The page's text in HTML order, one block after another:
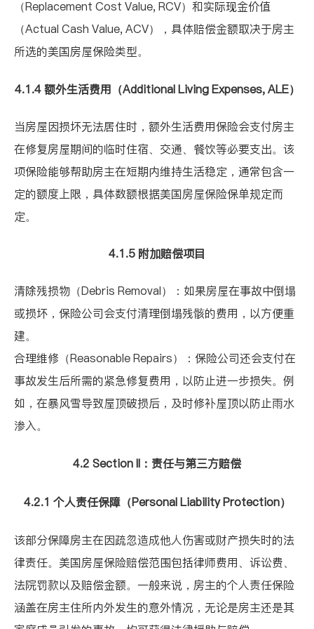
（Replacement Cost Value, RCV）和实际现金价值
（Actual Cash Value, ACV），具体赔偿金额取决于房主
所选的美国房屋保险类型。
4.1.4额外生活费用（Additional Living Expenses, ALE）
当房屋因损坏无法居住时，额外生活费用保险会支付房主
在修复房屋期间的临时住宿、交通、餐饮等必要支出。该
项保险能够帮助房主在短期内维持生活稳定，通常包含一
定的额度上限，具体数额根据美国房屋保险保单规定而
定。
4.1.5 附加赔偿项目
清除残损物（Debris Removal）：如果房屋在事故中倒塌
或损坏，保险公司会支付清理倒塌残骸的费用，以方便重
建。
合理维修（Reasonable Repairs）：保险公司还会支付在
事故发生后所需的紧急修复费用，以防止进一步损失。例
如，在暴风雪导致屋顶破损后，及时修补屋顶以防止雨水
渗入。
4.2 Section II ：责任与第三方赔偿
4.2.1 个人责任保障（Personal Liability Protection）
该部分保障房主在因疏忽造成他人伤害或财产损失时的法
律责任。美国房屋保险赔偿范围包括律师费用、诉讼费、
法院罚款以及赔偿金额。一般来说，房主的个人责任保险
涵盖在房主住所内外发生的意外情况，无论是房主还是其